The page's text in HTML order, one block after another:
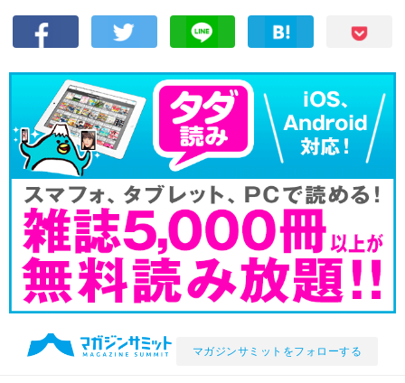
マガジンサミットをフォローする